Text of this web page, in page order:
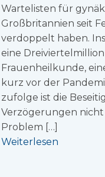
Wartelisten für
Großbritannien seit
verdoppelt haben.
eine
Frauenheilkunde,
kurz vor der
zufolge ist die
Verzögerungen
Problem […]
Weiterlesen